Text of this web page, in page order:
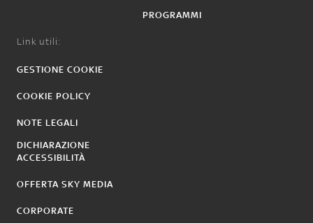
PROGRAMMI
Link utili:
GESTIONE COOKIE
COOKIE POLICY
NOTE LEGALI
DICHIARAZIONE
ACCESSIBILITÀ
OFFERTA SKY MEDIA
CORPORATE